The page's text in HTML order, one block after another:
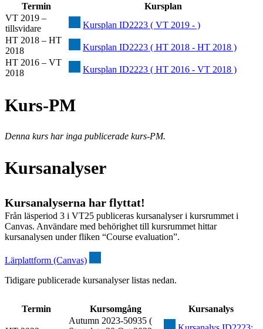
Termin
Kursplan
VT 2019 –
tillsvidare
Kursplan ID2223 ( VT 2019 - )
HT 2018 – HT
2018
Kursplan ID2223 ( HT 2018 - HT 2018 )
HT 2016 – VT
2018
Kursplan ID2223 ( HT 2016 - VT 2018 )
Kurs-PM
Denna kurs har inga publicerade kurs-PM.
Kursanalyser
Kursanalyserna har flyttat!
Från läsperiod 3 i VT25 publiceras kursanalyser i kursrummet i
Canvas. Användare med behörighet till kursrummet hittar
kursanalysen under fliken “Course evaluation”.
Lärplattform (Canvas)
Tidigare publicerade kursanalyser listas nedan.
Termin Kursomgång Kursanalys
Autumn 2023-50935 (